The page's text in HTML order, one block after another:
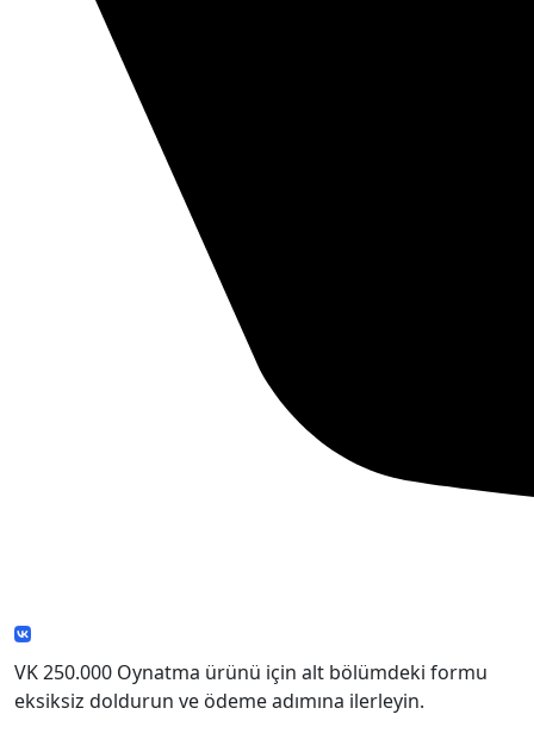
VK 250.000 Oynatma ürünü için alt bölümdeki formu
eksiksiz doldurun ve ödeme adımına ilerleyin.